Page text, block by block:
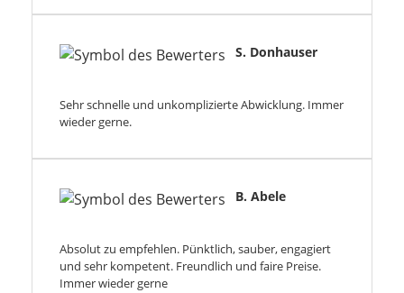
S. Donhauser
Sehr schnelle und unkomplizierte Abwicklung. Immer
wieder gerne.
B. Abele
Absolut zu empfehlen. Pünktlich, sauber, engagiert
und sehr kompetent. Freundlich und faire Preise.
Immer wieder gerne